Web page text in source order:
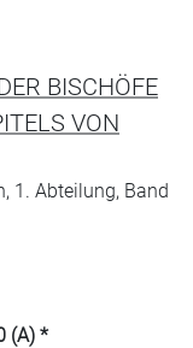
BISCHÖFE
VON
1. Abteilung, Band
(A) *